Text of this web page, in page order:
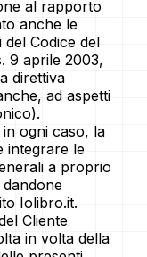
al rapporto
anche le
del Codice del
9 aprile 2003,
direttiva
ad aspetti
ogni caso, la
integrare le
a proprio
dandone
Iolibro.it.
Cliente
in volta della